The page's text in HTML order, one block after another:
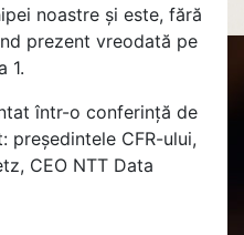
noastre și este, fără
prezent vreodată pe
1.
într-o conferință de
președintele CFR-ului,
CEO NTT Data